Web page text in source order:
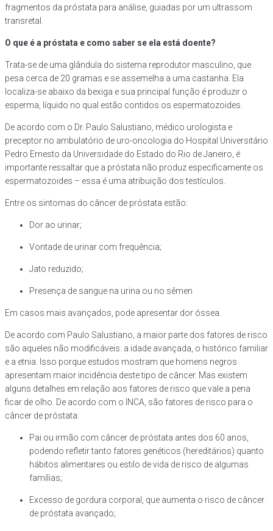
fragmentos da próstata para análise, guiadas por um ultrassom
transretal.
O que é a próstata e como saber se ela está doente?
Trata-se de uma glândula do sistema reprodutor masculino, que
pesa cerca de 20 gramas e se assemelha a uma castanha. Ela
localiza-se abaixo da bexiga e sua principal função é produzir o
esperma, líquido no qual estão contidos os espermatozoides.
De acordo com o Dr. Paulo Salustiano, médico urologista e
preceptor no ambulatório de uro-oncologia do Hospital Universitário
Pedro Ernesto da Universidade do Estado do Rio de Janeiro, é
importante ressaltar que a próstata não produz especificamente os
espermatozoides – essa é uma atribuição dos testículos.
Entre os sintomas do câncer de próstata estão:
Dor ao urinar;
Vontade de urinar com frequência;
Jato reduzido;
Presença de sangue na urina ou no sêmen
Em casos mais avançados, pode apresentar dor óssea.
De acordo com Paulo Salustiano, a maior parte dos fatores de risco
são aqueles não modificáveis: a idade avançada, o histórico familiar
e a etnia. Isso porque estudos mostram que homens negros
apresentam maior incidência deste tipo de câncer. Mas existem
alguns detalhes em relação aos fatores de risco que vale a pena
ficar de olho. De acordo com o INCA, são fatores de risco para o
câncer de próstata:
Pai ou irmão com câncer de próstata antes dos 60 anos,
podendo refletir tanto fatores genéticos (hereditários) quanto
hábitos alimentares ou estilo de vida de risco de algumas
famílias;
Excesso de gordura corporal, que aumenta o risco de câncer
de próstata avançado;